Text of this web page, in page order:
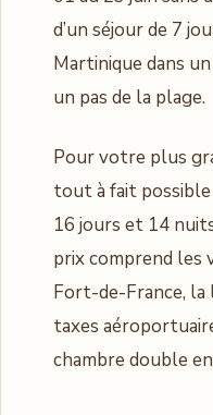
d’un séjour de 7
Martinique dans
un pas de la plage.
Pour votre plus
tout à fait possible
16 jours et 14
prix comprend
Fort-de-France,
taxes
chambre double